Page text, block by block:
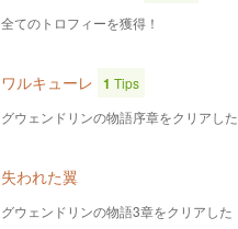
全てのトロフィーを獲得！
ワルキューレ 1 Tips
グウェンドリンの物語序章をクリアした
失われた翼
グウェンドリンの物語3章をクリアした